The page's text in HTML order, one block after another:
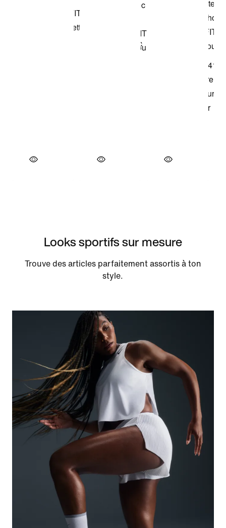
Looks sportifs sur mesure
Trouve des articles parfaitement assortis à ton
style.